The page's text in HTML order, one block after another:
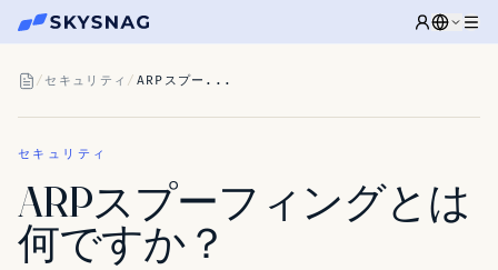
/ セキュリティ / ARPスプー...
セキュリティ
ARPスプーフィングとは
何ですか？